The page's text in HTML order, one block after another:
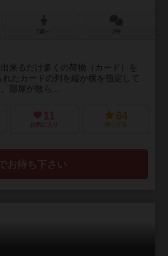
来るだけ多くの荷物（カード）を
たカードの列を縦か横を指定して
部屋が散ら...
11
お気に入り
64
持ってる
お待ち下さい